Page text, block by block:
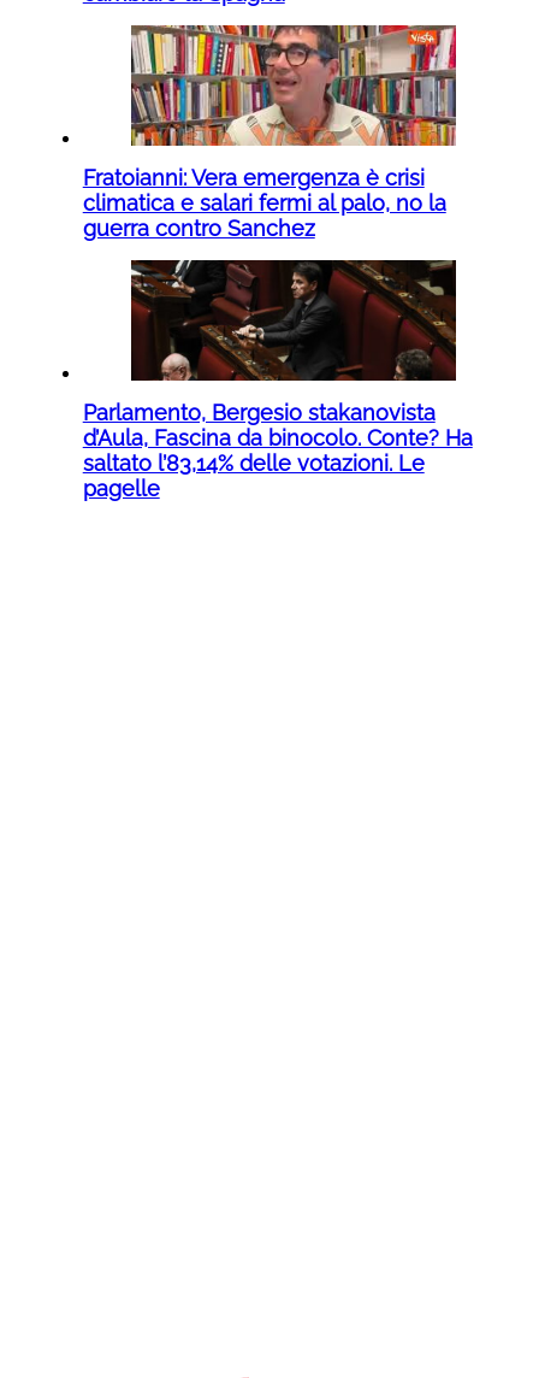
Fratoianni: Vera emergenza è crisi
climatica e salari fermi al palo, no la
guerra contro Sanchez
Parlamento, Bergesio stakanovista
d’Aula, Fascina da binocolo. Conte? Ha
saltato l’83,14% delle votazioni. Le
pagelle